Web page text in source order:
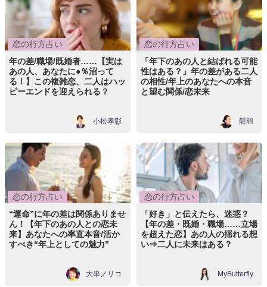
恋の行方占い
年の差/職場/既婚者……【実は
あの人、あなたに●％沼って
る！】この複雑恋、二人はハッ
ピーエンドを迎えられる？
小松孝彰
恋の行方占い
「年下のあの人と結ばれる可能
性はある？」年の差がある二人
の相性/年上のあなたへの本音
と望む関係/恋未来
龍羽
恋の行方占い
“運命”に年の差は関係ありませ
ん！【年下のあの人との恋未
来】あなたへの率直本音/活か
すべき“年上としての魅力”
大串ノリコ
恋の行方占い
「好き」と伝えたら、迷惑？
【年の差・既婚・職場……立場
を超えた恋】あの人の揺れる想
い⇒二人に未来はある？
MyButterfly